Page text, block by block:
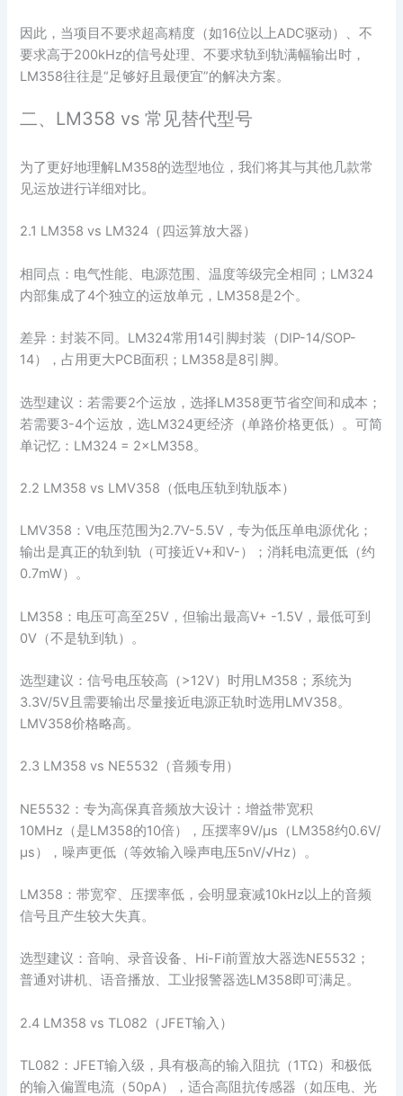
因此，当项目不要求超高精度（如16位以上ADC驱动）、不
要求高于200kHz的信号处理、不要求轨到轨满幅输出时，
LM358往往是“足够好且最便宜”的解决方案。
二、LM358 vs 常见替代型号
为了更好地理解LM358的选型地位，我们将其与其他几款常
见运放进行详细对比。
2.1 LM358 vs LM324（四运算放大器）
相同点：电气性能、电源范围、温度等级完全相同；LM324
内部集成了4个独立的运放单元，LM358是2个。
差异：封装不同。LM324常用14引脚封装（DIP-14/SOP-
14），占用更大PCB面积；LM358是8引脚。
选型建议：若需要2个运放，选择LM358更节省空间和成本；
若需要3-4个运放，选LM324更经济（单路价格更低）。可简
单记忆：LM324 = 2×LM358。
2.2 LM358 vs LMV358（低电压轨到轨版本）
LMV358：V电压范围为2.7V-5.5V，专为低压单电源优化；
输出是真正的轨到轨（可接近V+和V-）；消耗电流更低（约
0.7mW）。
LM358：电压可高至25V，但输出最高V+ -1.5V，最低可到
0V（不是轨到轨）。
选型建议：信号电压较高（>12V）时用LM358；系统为
3.3V/5V且需要输出尽量接近电源正轨时选用LMV358。
LMV358价格略高。
2.3 LM358 vs NE5532（音频专用）
NE5532：专为高保真音频放大设计：增益带宽积
10MHz（是LM358的10倍），压摆率9V/μs（LM358约0.6V/
μs），噪声更低（等效输入噪声电压5nV/√Hz）。
LM358：带宽窄、压摆率低，会明显衰减10kHz以上的音频
信号且产生较大失真。
选型建议：音响、录音设备、Hi-Fi前置放大器选NE5532；
普通对讲机、语音播放、工业报警器选LM358即可满足。
2.4 LM358 vs TL082（JFET输入）
TL082：JFET输入级，具有极高的输入阻抗（1TΩ）和极低
的输入偏置电流（50pA），适合高阻抗传感器（如压电、光